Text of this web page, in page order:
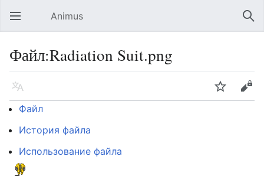
Открыть главное меню Animus
Файл:Radiation Suit.png
Язык Следить
Файл
История файла
Использование файла